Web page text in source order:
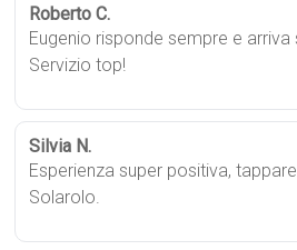
Roberto C.
Eugenio risponde sempre e
Servizio top!
Silvia N.
Esperienza super positiva,
Solarolo.